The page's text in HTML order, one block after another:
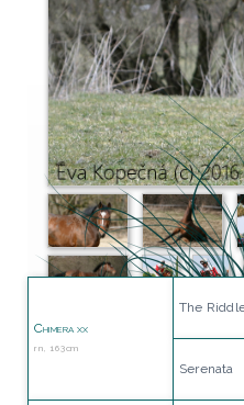
Chimera xx
rn, 163cm
The
Serenata